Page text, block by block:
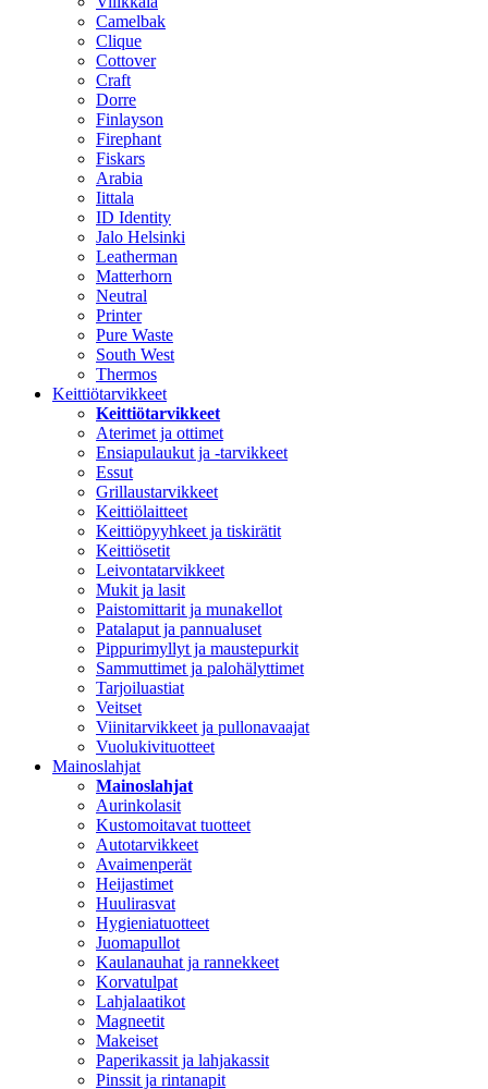
Camelbak
Clique
Cottover
Craft
Dorre
Finlayson
Firephant
Fiskars
Arabia
Iittala
ID Identity
Jalo Helsinki
Leatherman
Matterhorn
Neutral
Printer
Pure Waste
South West
Thermos
Keittiötarvikkeet
Keittiötarvikkeet
Aterimet ja ottimet
Ensiapulaukut ja -tarvikkeet
Essut
Grillaustarvikkeet
Keittiölaitteet
Keittiöpyyhkeet ja tiskirätit
Keittiösetit
Leivontatarvikkeet
Mukit ja lasit
Paistomittarit ja munakellot
Patalaput ja pannualuset
Pippurimyllyt ja maustepurkit
Sammuttimet ja palohälyttimet
Tarjoiluastiat
Veitset
Viinitarvikkeet ja pullonavaajat
Vuolukivituotteet
Mainoslahjat
Mainoslahjat
Aurinkolasit
Kustomoitavat tuotteet
Autotarvikkeet
Avaimenperät
Heijastimet
Huulirasvat
Hygieniatuotteet
Juomapullot
Kaulanauhat ja rannekkeet
Korvatulpat
Lahjalaatikot
Magneetit
Makeiset
Paperikassit ja lahjakassit
Pinssit ja rintanapit